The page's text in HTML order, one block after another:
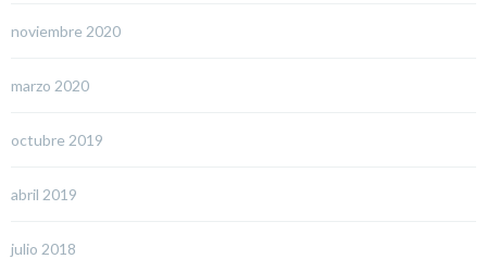
noviembre 2020
marzo 2020
octubre 2019
abril 2019
julio 2018